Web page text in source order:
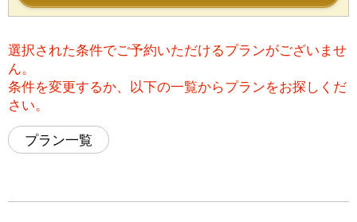
選択された条件でご予約いただけるプランがございませ
ん。
条件を変更するか、以下の一覧からプランをお探しくだ
さい。
プラン一覧